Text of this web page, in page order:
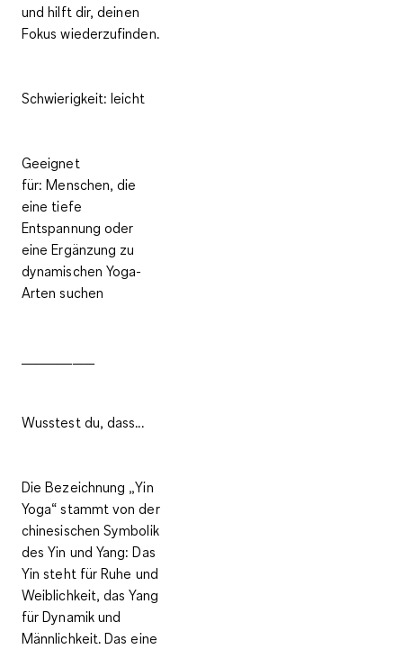
und hilft dir, deinen
Fokus wiederzufinden.
Schwierigkeit: leicht
Geeignet
für: Menschen, die
eine tiefe
Entspannung oder
eine Ergänzung zu
dynamischen Yoga-
Arten suchen
Wusstest du, dass...
Die Bezeichnung „Yin
Yoga“ stammt von der
chinesischen Symbolik
des Yin und Yang: Das
Yin steht für Ruhe und
Weiblichkeit, das Yang
für Dynamik und
Männlichkeit. Das eine